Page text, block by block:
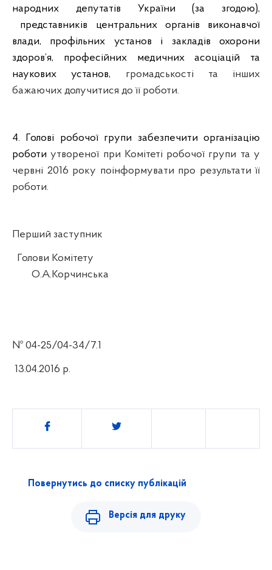
народних депутатів України (за згодою),
представників центральних органів виконавчої
влади, профільних установ і закладів охорони
здоров’я, професійних медичних асоціацій та
наукових установ, громадськості та інших
бажаючих долучитися до її роботи.
4. Голові робочої групи забезпечити організацію
роботи утвореної при Комітеті робочої групи та у
червні 2016 року поінформувати про результати її
роботи.
Перший заступник
Голови Комітету
О.А. Корчинська
№ 04-25/04-34/7.1
13.04.2016 р.
Поділитись
Повернутись до списку публікацій
Версія для друку